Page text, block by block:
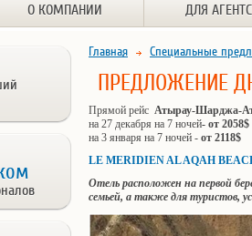
О КОМПАНИИ ДЛЯ
Главная Специальные
ПРЕДЛОЖЕНИЕ
Прямой рейс Атырау-Шарджа-
на 27 декабря на 7 ночей- от 2058$
на 3 января на 7 ночей - от 2118$
LE MERIDIEN AL AQAH
Отель расположен на первой
семьей, а также для туристов,